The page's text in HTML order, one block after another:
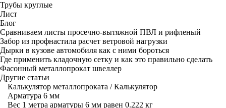
Трубы круглые
Лист
Блог
Сравниваем листы просечно-вытяжной ПВЛ и рифленый
Забор из профнастила расчет ветровой нагрузки
Дырки в кузове автомобиля как с ними бороться
Где применить кладочную сетку и как это правильно сделать
Фасонный металлопрокат швеллер
Другие статьи
Калькулятор металлопроката /Калькулятор
Арматура 6 мм
Вес 1 метра арматуры 6 мм равен 0.222 кг